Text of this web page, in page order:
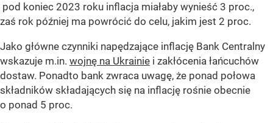
pod koniec 2023 roku inflacja miałaby wynieść 3 proc.,
zaś rok później ma powrócić do celu, jakim jest 2 proc.
Jako główne czynniki napędzające inflację Bank Centralny
wskazuje m.in. wojnę na Ukrainie i zakłócenia łańcuchów
dostaw. Ponadto bank zwraca uwagę, że ponad połowa
składników składających się na inflację rośnie obecnie
o ponad 5 proc.